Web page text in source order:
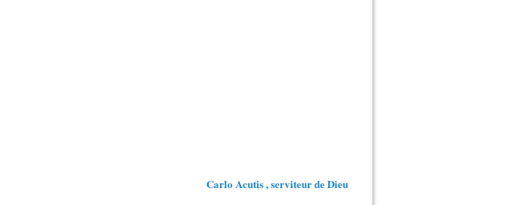
Carlo Acutis , serviteur de Dieu